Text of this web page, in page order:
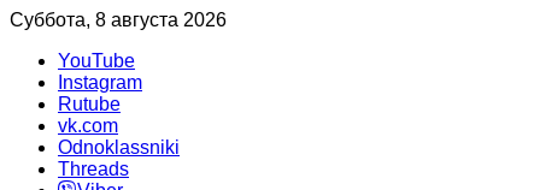
Суббота, 8 августа 2026
YouTube
Instagram
Rutube
vk.com
Odnoklassniki
Threads